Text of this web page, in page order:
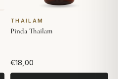
THAILAM
Pinda Thailam
€18,00